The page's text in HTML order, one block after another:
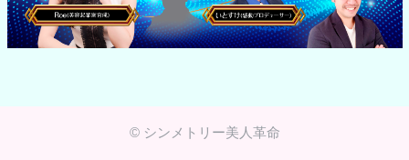
© シンメトリー美人革命